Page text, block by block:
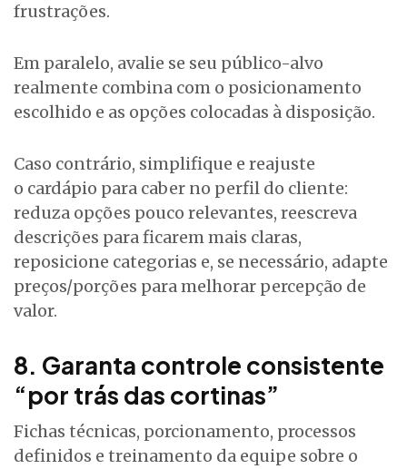
frustrações.
Em paralelo, avalie se seu público-alvo
realmente combina com o posicionamento
escolhido e as opções colocadas à disposição.
Caso contrário, simplifique e reajuste
o cardápio para caber no perfil do cliente:
reduza opções pouco relevantes, reescreva
descrições para ficarem mais claras,
reposicione categorias e, se necessário, adapte
preços/porções para melhorar percepção de
valor.
8. Garanta controle consistente
“por trás das cortinas”
Fichas técnicas, porcionamento, processos
definidos e treinamento da equipe sobre o